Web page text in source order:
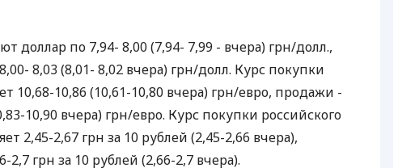
КЕШБЭКА
ПУТЕВОДИТЕЛИ ПО
БАНКОВСКИМ КАРТАМ
доллар по 7,94- 8,00 (7,94- 7,99 - вчера) грн/долл.,
8,03 (8,01- 8,02 вчера) грн/долл. Курс покупки
10,68-10,86 (10,61-10,80 вчера) грн/евро, продажи -
10,90 вчера) грн/евро. Курс покупки российского
2,45-2,67 грн за 10 рублей (2,45-2,66 вчера),
2,7 грн за 10 рублей (2,66-2,7 вчера).